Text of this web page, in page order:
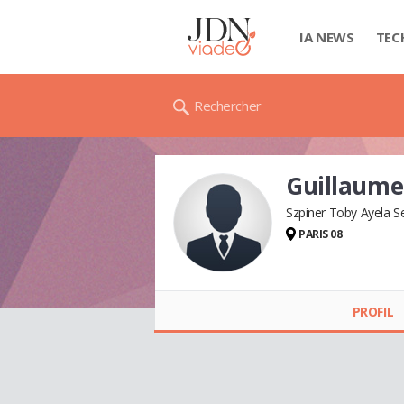
IA NEWS
Rechercher
Szpiner Toby Ayela
PARIS 08
PROFIL